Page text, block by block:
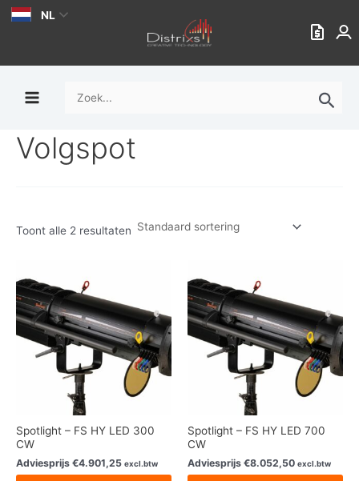
Ga
inhoud
NL
Zoek
Volgspot
Toont alle 2 resultaten
Spotlight – FS HY LED 300
CW
Adviesprijs €4.901,25 excl.btw
Spotlight – FS HY LED 700
CW
Adviesprijs €8.052,50 excl.btw